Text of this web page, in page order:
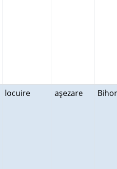
locuire aşezare